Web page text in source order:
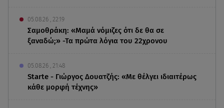
05.08.26 , 22:19
Σαμοθράκη: «Μαμά νόμιζες ότι δε θα σε
ξαναδώ;» -Τα πρώτα λόγια του 22χρονου
05.08.26 , 21:48
Starte - Γιώργος Δουατζής: «Με θέλγει ιδιαιτέρως
κάθε μορφή τέχνης»